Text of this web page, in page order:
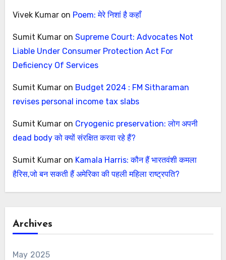
Vivek Kumaron Poem: मेरे निशां है कहाँ
Sumit Kumaron Supreme Court: Advocates Not
Liable Under Consumer Protection Act For
Deficiency Of Services
Sumit Kumaron Budget 2024 : FM Sitharaman
revises personal income tax slabs
Sumit Kumaron Cryogenic preservation: लोग अपनी
dead body को क्यों संरक्षित करवा रहे हैं?
Sumit Kumaron Kamala Harris: कौन हैं भारतवंशी कमला
हैरिस,जो बन सकती हैं अमेरिका की पहली महिला राष्ट्रपति?
Archives
May 2025